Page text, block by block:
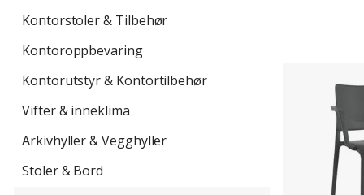
Kontorstoler & Tilbehør
Kontoroppbevaring
Kontorutstyr & Kontortilbehør
Vifter & inneklima
Arkivhyller & Vegghyller
Stoler & Bord
armlener